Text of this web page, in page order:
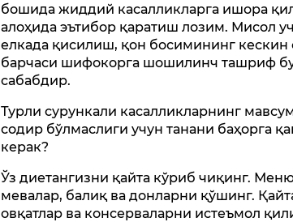
бошида жиддий касалликларга ишора
алоҳида эътибор қаратиш лозим. Мисол
елкада қисилиш, қон босимининг
барчаси шифокорга шошилинч ташриф
сабабдир.
Турли сурункали касалликларнинг
содир бўлмаслиги учун танани баҳорга
керак?
Ўз диетангизни қайта кўриб чиқинг.
мевалар, балиқ ва донларни қўшинг.
овқатлар ва консерваларни истеъмол